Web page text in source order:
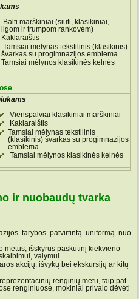
Balti marškiniai (siūti, klasikiniai,
ilgom ir trumpom rankovėm)
Kaklaraištis
Tamsiai mėlynas tekstilinis (klasikinis)
švarkas su progimnazijos emblema
Tamsiai mėlynos klasikinės kelnės
Vienspalviai klasikiniai marškiniai
Kaklaraištis
Tamsiai mėlynas tekstilinis
(klasikinis) švarkas su progimnazijos
emblema
Tamsiai mėlynos klasikinės kelnės
ir nuobaudų tvarka
tarybos patvirtintą uniformą nuo
metus, išskyrus paskutinį kiekvieno
valymui.
akcijų, išvykų bei ekskursijų ar kitų
renginių metu, taip pat
renginiuose, mokiniai privalo dėvėti